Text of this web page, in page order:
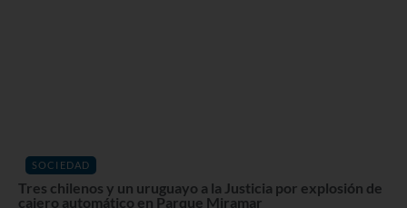
SOCIEDAD
Tres chilenos y un uruguayo a la Justicia por explosión de
cajero automático en Parque Miramar